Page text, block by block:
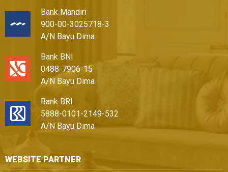
Bank Mandiri
900-00-3025718-3
A/N Bayu Dima
Bank BNI
0488-7906-15
A/N Bayu Dima
Bank BRI
5888-0101-2149-532
A/N Bayu Dima
WEBSITE PARTNER